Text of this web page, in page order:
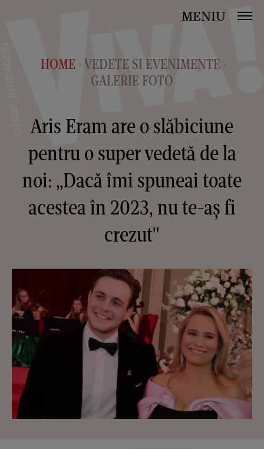
MENIU
HOME > VEDETE SI EVENIMENTE >
GALERIE FOTO
Aris Eram are o slăbiciune
pentru o super vedetă de la
noi: „Dacă îmi spuneai toate
acestea în 2023, nu te-aș fi
crezut"